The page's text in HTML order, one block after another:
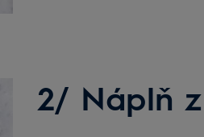
2/ Náplň